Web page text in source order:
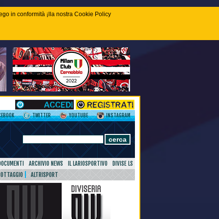
in conformità ¡lla nostra Cookie Policy
TWITTER YOUTUBE INSTAGRAM
ARCHIVIO NEWS IL LARIOSPORTIVO
DIVISE LS
ALTRISPORT